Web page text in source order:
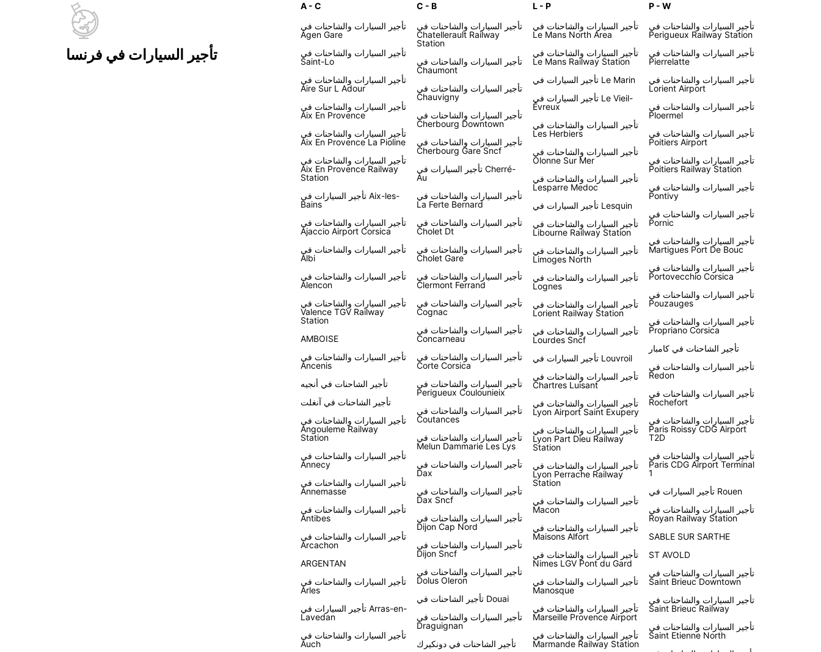
خدمات تأجير مريحة
بالإضافة إلى توفير سيارات عالية الجودة، تقدم Europcar
خدمات تأجير مريحة تشمل تسليم السيارة إلى موقعك المحدد
اختيار Europcar لرحلتك في فرنسا
باختصار، تأجير سيارة من Europcar في فرنسا يوفر لك التحرر
والراحة لاستكشاف هذا البلد الرائع بأسلوبك الخاص. احجز
سيارتك اليوم واستمتع بتجربة سفر لا تنسى في فرنسا.
تأجير السيارات في فرنسا
A - C
تأجير السيارات والشاحنات في
Agen Gare
تأجير السيارات والشاحنات في
Saint-Lo
تأجير السيارات والشاحنات في
Aire Sur L Adour
تأجير السيارات والشاحنات في
Aix En Provence
تأجير السيارات والشاحنات في
Aix En Provence La Pioline
تأجير السيارات والشاحنات في
Aix En Provence Railway
Station
تأجير السيارات في Aix-les-
Bains
تأجير السيارات والشاحنات في
Ajaccio Airport Corsica
تأجير السيارات والشاحنات في
Albi
تأجير السيارات والشاحنات في
Alencon
تأجير السيارات والشاحنات في
Valence TGV Railway
Station
AMBOISE
تأجير السيارات والشاحنات في
Ancenis
تأجير الشاحنات في أنجيه
تأجير الشاحنات في آنغلت
تأجير السيارات والشاحنات في
Angouleme Railway
Station
تأجير السيارات والشاحنات في
Annecy
تأجير السيارات والشاحنات في
Annemasse
تأجير السيارات والشاحنات في
Antibes
تأجير السيارات والشاحنات في
Arcachon
ARGENTAN
تأجير السيارات والشاحنات في
Arles
تأجير السيارات في Arras-en-
Lavedan
تأجير السيارات والشاحنات في
Auch
C - B
تأجير السيارات والشاحنات في
Chatellerault Railway
Station
تأجير السيارات والشاحنات في
Chaumont
تأجير السيارات والشاحنات في
Chauvigny
تأجير السيارات والشاحنات في
Cherbourg Downtown
تأجير السيارات والشاحنات في
Cherbourg Gare Sncf
تأجير السيارات في Cherré-
Au
تأجير السيارات والشاحنات في
La Ferte Bernard
تأجير السيارات والشاحنات في
Cholet Dt
تأجير السيارات والشاحنات في
Cholet Gare
تأجير السيارات والشاحنات في
Clermont Ferrand
تأجير السيارات والشاحنات في
Cognac
تأجير السيارات والشاحنات في
Concarneau
تأجير السيارات والشاحنات في
Corte Corsica
تأجير السيارات والشاحنات في
Perigueux Coulounieix
تأجير السيارات والشاحنات في
Coutances
تأجير السيارات والشاحنات في
Melun Dammarie Les Lys
تأجير السيارات والشاحنات في
Dax
تأجير السيارات والشاحنات في
Dax Sncf
تأجير السيارات والشاحنات في
Dijon Cap Nord
تأجير السيارات والشاحنات في
Dijon Sncf
تأجير السيارات والشاحنات في
Dolus Oleron
تأجير الشاحنات في Douai
تأجير السيارات والشاحنات في
Draguignan
تأجير الشاحنات في دونكيرك
L - P
تأجير السيارات والشاحنات في
Le Mans North Area
تأجير السيارات والشاحنات في
Le Mans Railway Station
تأجير السيارات في Le Marin
تأجير السيارات في Le Vieil-
Évreux
تأجير السيارات والشاحنات في
Les Herbiers
تأجير السيارات والشاحنات في
Olonne Sur Mer
تأجير السيارات والشاحنات في
Lesparre Medoc
تأجير السيارات في Lesquin
تأجير السيارات والشاحنات في
Libourne Railway Station
تأجير السيارات والشاحنات في
Limoges North
تأجير السيارات والشاحنات في
Lognes
تأجير السيارات والشاحنات في
Lorient Railway Station
تأجير السيارات والشاحنات في
Lourdes Sncf
تأجير السيارات في Louvroil
تأجير السيارات والشاحنات في
Chartres Luisant
تأجير السيارات والشاحنات في
Lyon Airport Saint Exupery
تأجير السيارات والشاحنات في
Lyon Part Dieu Railway
Station
تأجير السيارات والشاحنات في
Lyon Perrache Railway
Station
تأجير السيارات والشاحنات في
Macon
تأجير السيارات والشاحنات في
Maisons Alfort
تأجير السيارات والشاحنات في
Nimes LGV Pont du Gard
تأجير السيارات والشاحنات في
Manosque
تأجير السيارات والشاحنات في
Marseille Provence Airport
تأجير السيارات والشاحنات في
Marmande Railway Station
P - W
تأجير السيارات والشاحنات في
Perigueux Railway Station
تأجير السيارات والشاحنات في
Pierrelatte
تأجير السيارات والشاحنات في
Lorient Airport
تأجير السيارات والشاحنات في
Ploermel
تأجير السيارات والشاحنات في
Poitiers Airport
تأجير السيارات والشاحنات في
Poitiers Railway Station
تأجير السيارات والشاحنات في
Pontivy
تأجير السيارات والشاحنات في
Pornic
تأجير السيارات والشاحنات في
Martigues Port De Bouc
تأجير السيارات والشاحنات في
Portovecchio Corsica
تأجير السيارات والشاحنات في
Pouzauges
تأجير السيارات والشاحنات في
Propriano Corsica
تأجير الشاحنات في كامبار
تأجير السيارات والشاحنات في
Redon
تأجير السيارات والشاحنات في
Rochefort
تأجير السيارات والشاحنات في
Paris Roissy CDG Airport
T2D
تأجير السيارات والشاحنات في
Paris CDG Airport Terminal
1
تأجير السيارات في Rouen
تأجير السيارات والشاحنات في
Royan Railway Station
SABLE SUR SARTHE
ST AVOLD
تأجير السيارات والشاحنات في
Saint Brieuc Downtown
تأجير السيارات والشاحنات في
Saint Brieuc Railway
تأجير السيارات والشاحنات في
Saint Etienne North